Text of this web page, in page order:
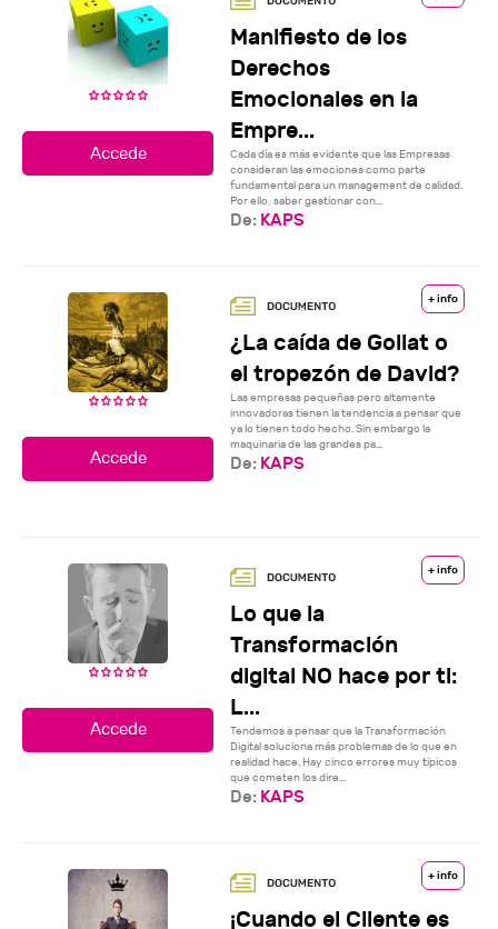
Manifiesto de los
Derechos
Emocionales en la
Empre...
Cada día es más evidente que las Empresas
consideran las emociones como parte
fundamental para un management de calidad.
Por ello, saber gestionar con...
De: KAPS
+ info
¿La caída de Goliat o
el tropezón de David?
Las empresas pequeñas pero altamente
innovadoras tienen la tendencia a pensar que
ya lo tienen todo hecho. Sin embargo la
maquinaria de las grandes pa...
De: KAPS
+ info
Lo que la
Transformación
digital NO hace por ti:
L...
Tendemos a pensar que la Transformación
Digital soluciona más problemas de lo que en
realidad hace. Hay cinco errores muy típicos
que cometen los dire...
De: KAPS
+ info
¡Cuando el Cliente es